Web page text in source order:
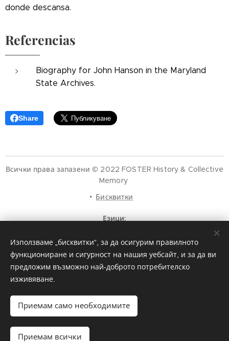
donde descansa.
Referencias
Biography for John Hanson in the Maryland
State Archives.
Share
Всички права запазени © 2022 FOSTER History & Collective
Memory
Бисквитки
Езици
Deutsch
Русский Italiano עִבְרִית Nederlands
Polski
हिन्दी
Norsk العربية Afrikaans Svenska
Ελληνικά
한국어
Bahasa Indonesia Slovenski ภาษาไทย
Română
मैथिली
Hrvatski
Lietuvių kalba
ภาษาไทย ଓଡ଼ିଆ
Македонски јазик
Използваме „бисквитки“, за да осигурим правилното
функциониране и сигурност на нашия уебсайт, и за да ви
предложим възможно най-доброто потребителско
изживяване.
Приемам само необходимите
Приемам всички